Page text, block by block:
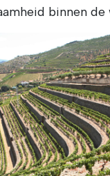
binnen de